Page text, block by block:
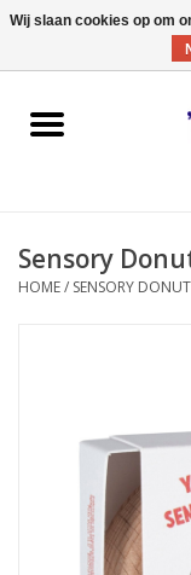
Home
spellen
hebbedingen
kinderkamer
Sensory
HOME/ SENSORY
Wij slaan cookies op om